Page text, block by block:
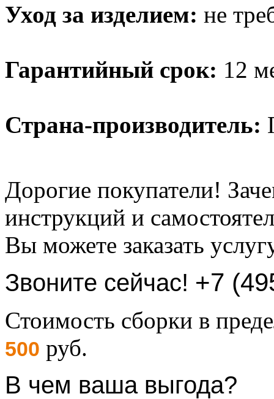
Уход за изделием: не
Гарантийный срок: 12
Страна-производитель:
Дорогие покупатели!
инструкций и
Вы можете заказать
Звоните сейчас! +7
Стоимость сборки в
500 руб.
В чем ваша выгода?